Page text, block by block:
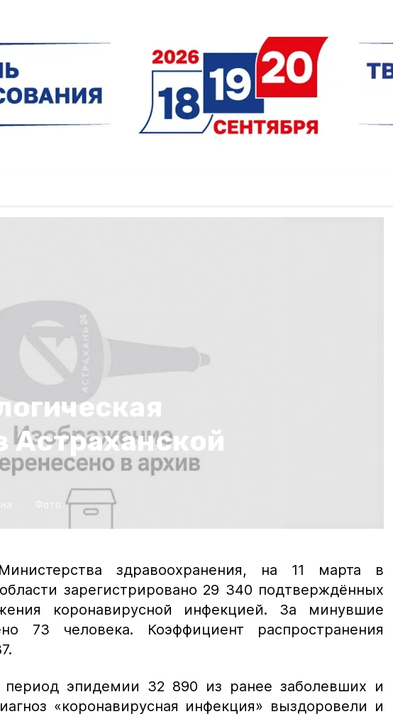
Астраханской
здравоохранения, на 11 марта в
зарегистрировано 29 340 подтверждённых
коронавирусной инфекцией. За минувшие
73 человека. Коэффициент распространения
период эпидемии 32 890 из ранее заболевших и
«коронавирусная инфекция» выздоровели и